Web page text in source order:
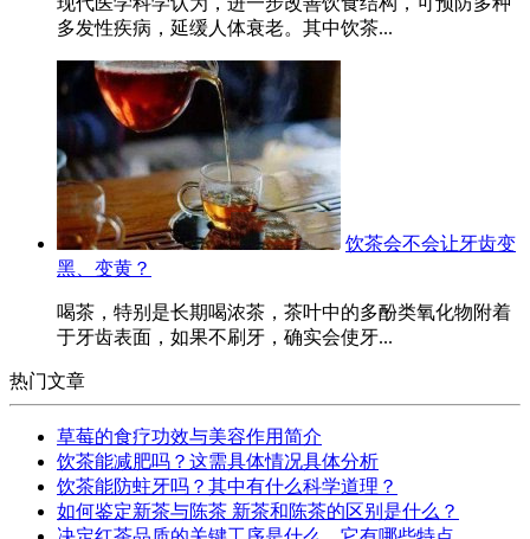
多发性疾病，延缓人体衰老。其中饮茶...
饮茶会不会让牙齿变
黑、变黄？
喝茶，特别是长期喝浓茶，茶叶中的多酚类氧化物附着
于牙齿表面，如果不刷牙，确实会使牙...
热门文章
草莓的食疗功效与美容作用简介
饮茶能减肥吗？这需具体情况具体分析
饮茶能防蛀牙吗？其中有什么科学道理？
如何鉴定新茶与陈茶 新茶和陈茶的区别是什么？